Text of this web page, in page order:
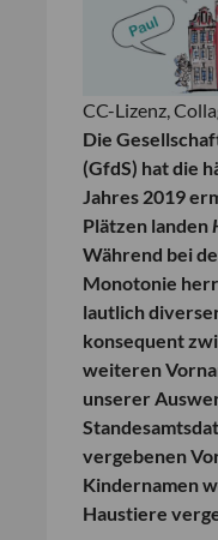
CC-Lizenz,
Die
(GfdS) hat die
Jahres 2019
Plätzen landen
Während bei
Monotonie
lautlich
konsequent
weiteren
unserer
vergebenen
Kindernamen
Haustiere